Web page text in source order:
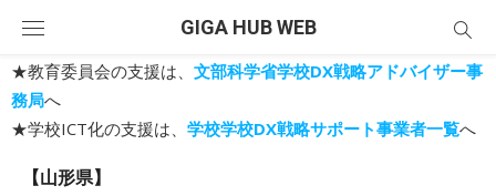
content
GIGA HUB WEB
★教育委員会の支援は、 文部科学省学校DX戦略アドバイザー事
務局へ
★学校ICT化の支援は、 学校学校DX戦略サポート事業者一覧へ
【山形県】